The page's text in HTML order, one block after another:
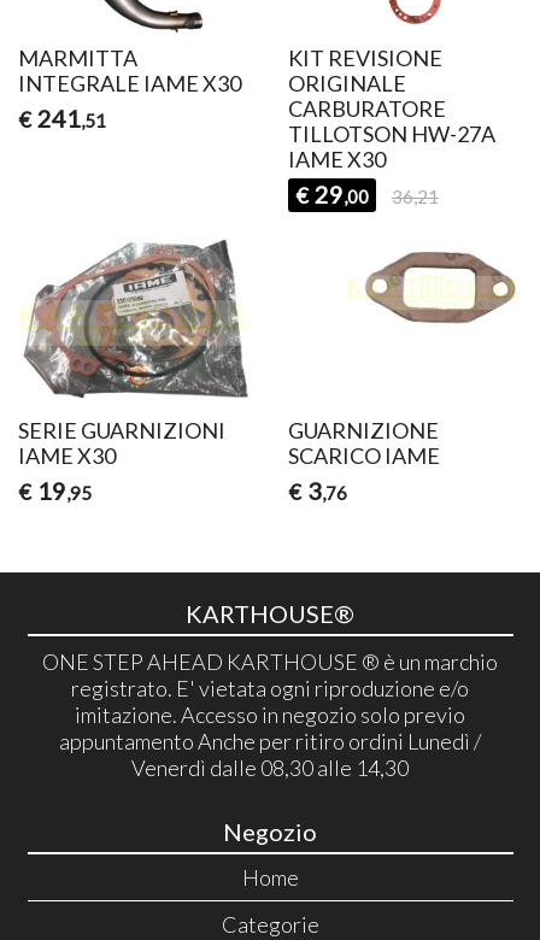
MARMITTA
INTEGRALE IAME X30
€ 241,51
KIT REVISIONE
ORIGINALE
CARBURATORE
TILLOTSON HW-27A
IAME X30
€ 29,00 36,21
SERIE GUARNIZIONI
IAME X30
€ 19,95
GUARNIZIONE
SCARICO IAME
€ 3,76
KARTHOUSE®
ONE STEP AHEAD KARTHOUSE ® è un marchio
registrato. E' vietata ogni riproduzione e/o
imitazione. Accesso in negozio solo previo
appuntamento Anche per ritiro ordini Lunedì /
Venerdì dalle 08,30 alle 14,30
Negozio
Home
Categorie